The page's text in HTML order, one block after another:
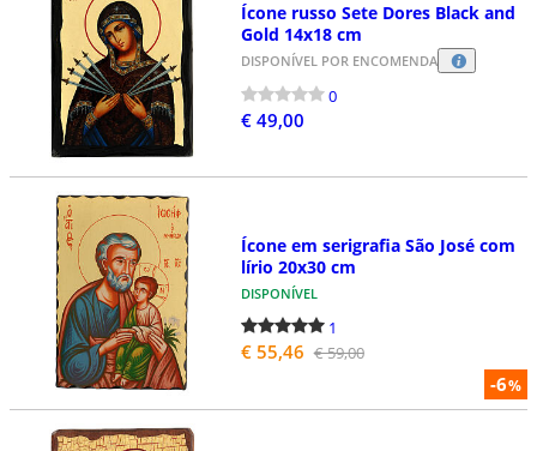
Ícone russo Sete Dores Black and
Gold 14x18 cm
DISPONÍVEL POR ENCOMENDA
0
€ 49,00
-6%
Ícone em serigrafia São José com
lírio 20x30 cm
DISPONÍVEL
1
€ 55,46 € 59,00